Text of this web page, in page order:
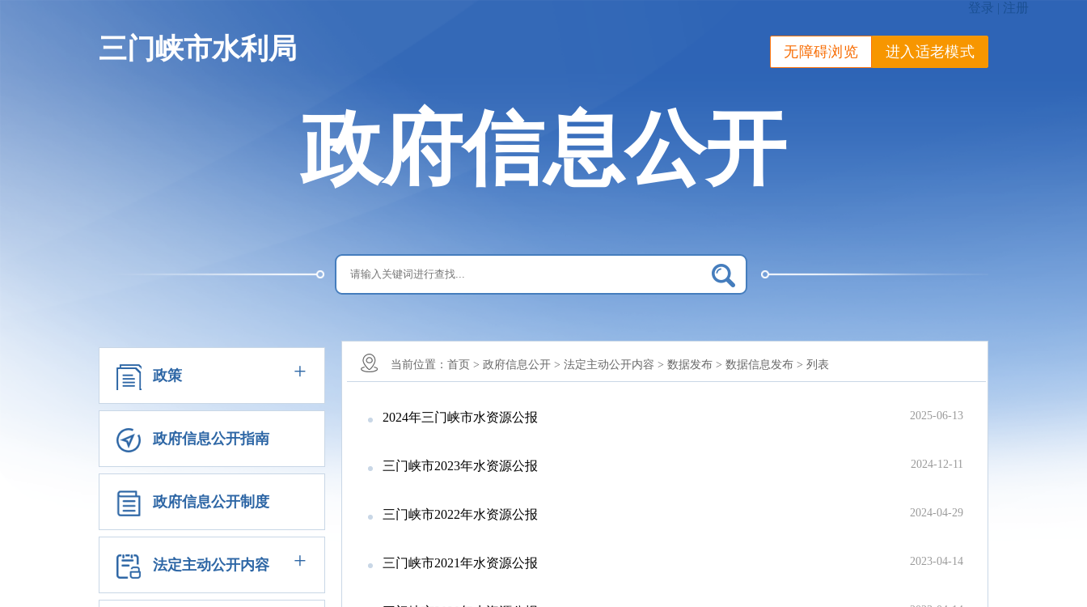
三门峡市水利局 无障碍浏览 进入适老模式
政府信息公开
政策 +
政府信息公开指南
政府信息公开制度
法定主动公开内容 +
当前位置： 首页 > 政府信息公开 > 法定主动公开内容 > 数据发布 > 数据信息发布 > 列表
2024年三门峡市水资源公报 2025-06-13
三门峡市2023年水资源公报 2024-12-11
三门峡市2022年水资源公报 2024-04-29
三门峡市2021年水资源公报 2023-04-14